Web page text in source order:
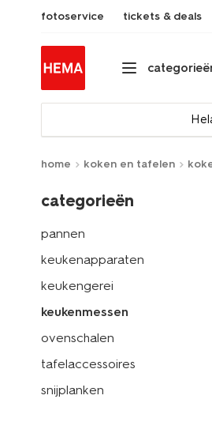
fotoservice tickets & deals
home koken en tafelen
categorieën
pannen
keukenapparaten
keukengerei
keukenmessen
ovenschalen
tafelaccessoires
snijplanken